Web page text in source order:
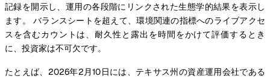
記録を開示し、運用の各段階にリンクされた生態学的結果を表示し
ます。 バランスシートを超えて、環境関連の指標へのライブアクセ
スを含むカウントは、耐久性と露出を時間をかけて評価するとき
に、投資家は不可欠です。
たとえば、2026年2月10日には、テキサス州の資産運用会社である